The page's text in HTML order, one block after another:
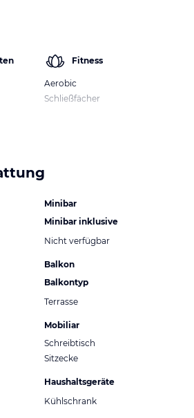
Fitness
Aerobic
Schließfächer
Minibar
Minibar inklusive
Nicht verfügbar
Balkon
Balkontyp
Terrasse
Mobiliar
Schreibtisch
Sitzecke
Haushaltsgeräte
Kühlschrank